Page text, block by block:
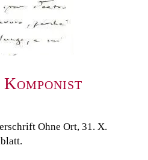
Ohne Ort, 31. X.